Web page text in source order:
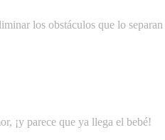
los obstáculos que lo separan
¡y parece que ya llega el bebé!